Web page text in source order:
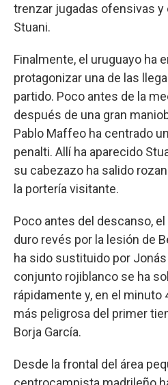
trenzar jugadas ofensivas y
Stuani.
Finalmente, el uruguayo ha
protagonizar una de las
partido. Poco antes de la
después de una gran
Pablo Maffeo ha centrado
penalti. Allí ha aparecido
su cabezazo ha salido
la portería visitante.
Poco antes del descanso,
duro revés por la lesión de
ha sido sustituido por Jonás
conjunto rojiblanco se ha
rápidamente y, en el minuto
más peligrosa del primer
Borja García.
Desde la frontal del área